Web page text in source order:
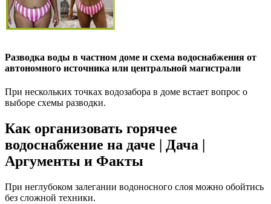
Разводка воды в частном доме и схема водоснабжения от
автономного источника или центральной магистрали
При нескольких точках водозабора в доме встает вопрос о
выборе схемы разводки.
Как организовать горячее
водоснабжение на даче | Дача |
Аргументы и Факты
При неглубоком залегании водоносного слоя можно обойтись
без сложной техники.